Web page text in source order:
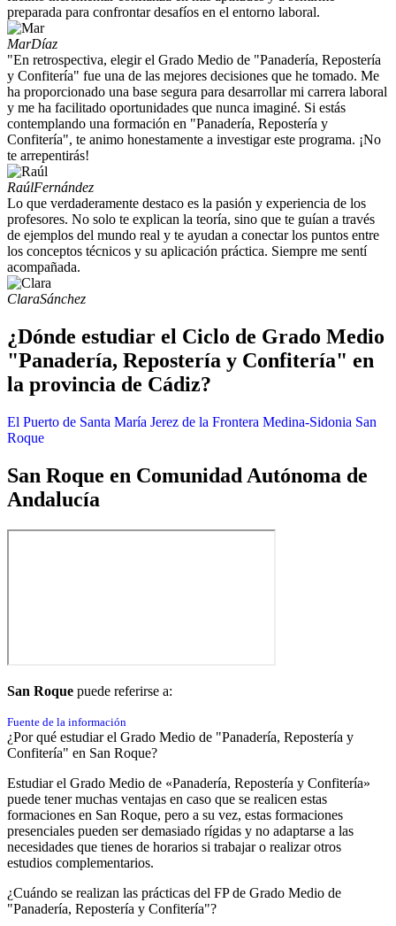
preparada para confrontar desafíos en el entorno laboral.
MarDíaz
"En retrospectiva, elegir el Grado Medio de "Panadería, Repostería
y Confitería" fue una de las mejores decisiones que he tomado. Me
ha proporcionado una base segura para desarrollar mi carrera laboral
y me ha facilitado oportunidades que nunca imaginé. Si estás
contemplando una formación en "Panadería, Repostería y
Confitería", te animo honestamente a investigar este programa. ¡No
te arrepentirás!
RaúlFernández
Lo que verdaderamente destaco es la pasión y experiencia de los
profesores. No solo te explican la teoría, sino que te guían a través
de ejemplos del mundo real y te ayudan a conectar los puntos entre
los conceptos técnicos y su aplicación práctica. Siempre me sentí
acompañada.
ClaraSánchez
¿Dónde estudiar el Ciclo de Grado Medio
"Panadería, Repostería y Confitería" en
la provincia de Cádiz?
El Puerto de Santa María Jerez de la Frontera Medina-Sidonia San
Roque
San Roque en Comunidad Autónoma de
Andalucía
San Roque puede referirse a:
Fuente de la información
¿Por qué estudiar el Grado Medio de "Panadería, Repostería y
Confitería" en San Roque?
Estudiar el Grado Medio de «Panadería, Repostería y Confitería»
puede tener muchas ventajas en caso que se realicen estas
formaciones en San Roque, pero a su vez, estas formaciones
presenciales pueden ser demasiado rígidas y no adaptarse a las
necesidades que tienes de horarios si trabajar o realizar otros
estudios complementarios.
¿Cuándo se realizan las prácticas del FP de Grado Medio de
"Panadería, Repostería y Confitería"?​